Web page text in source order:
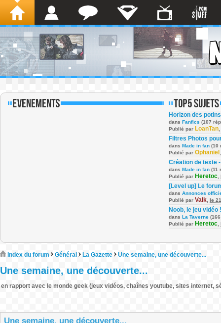
Horizon des potins
dans Fanfics (107
Publié par LoanTan
Filtres Photos
dans Made in fan (10
Publié par Ophaniel
Création de texte
dans Made in fan (11
Publié par Heretoc
[Level up] Le
dans Annonces
Publié par Valk le
Noob, le jeu vidéo !
dans La Taverne
Publié par Heretoc
Index du forum Général La Gazette Une semaine, une découverte...
Une semaine, une découverte...
en rapport avec le monde geek (jeux vidéos, chaînes youtube, sites internet,
Une semaine, une découverte...